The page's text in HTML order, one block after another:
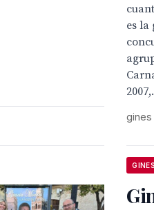
es la
gines
GINES